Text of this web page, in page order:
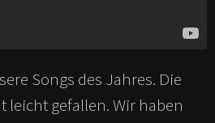
Songs des Jahres. Die
leicht gefallen. Wir haben